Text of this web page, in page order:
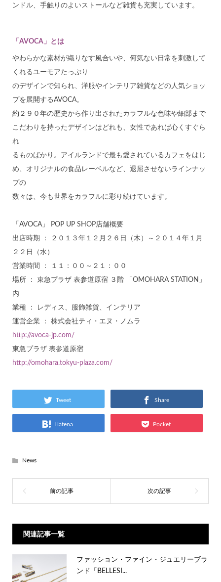
ンドル、手触りのよいストールなど雑貨も充実しています。
「AVOCA」とは
やわらかな素材が織りなす風合いや、何気ない日常を刺激して
くれるユーモアたっぷり
のデザインで知られ、洋服やインテリア雑貨などの人気ショッ
プを展開するAVOCA。
約２９０年の歴史から作り出されたカラフルな色味や細部まで
こだわりを持ったデザインはどれも、女性であれば心くすぐら
れ
るものばかり。アイルランドで最も愛されているカフェをはじ
め、オリジナルの食品レーベルなど、退屈させないラインナッ
プの
数々は、今も世界をカラフルに彩り続けています。
「AVOCA」 POP UP SHOP店舗概要
出店時期 ： ２０１３年１２月２６日（木）～２０１４年１月
２２日（水）
営業時間 ： １１：００～２１：００
場所 ： 東急プラザ 表参道原宿 ３階 「OMOHARA STATION」
内
業種 ： レディス、服飾雑貨、インテリア
運営企業 ： 株式会社ティ・エヌ・ノムラ
http://avoca-jp.com/
東急プラザ 表参道原宿
http://omohara.tokyu-plaza.com/
Tweet Share
Hatena Pocket
News
関連記事一覧
ファッション・ファイン・ジュエリーブラ
ンド「BELLESI...